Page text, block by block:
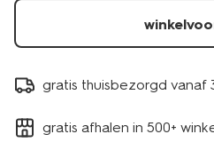
gratis thuisbezorgd vanaf
gratis afhalen in 500+